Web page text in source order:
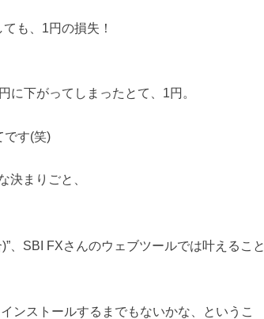
も、1円の損失！
に下がってしまったとて、1円。
です(笑)
決まりごと、
、SBI FXさんのウェブツールでは叶えること
ンストールするまでもないかな、というこ